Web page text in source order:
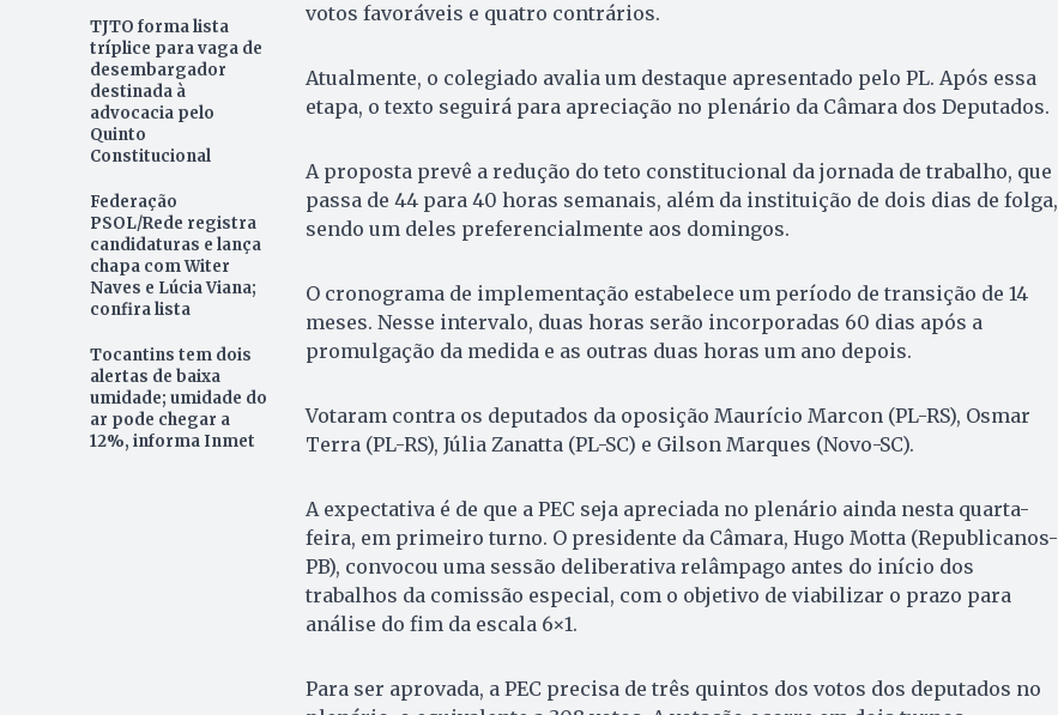
TJTO forma lista
tríplice para vaga de
desembargador
destinada à
advocacia pelo
Quinto
Constitucional
Federação
PSOL/Rede registra
candidaturas e lança
chapa com Witer
Naves e Lúcia Viana;
confira lista
Tocantins tem dois
alertas de baixa
umidade; umidade do
ar pode chegar a
12%, informa Inmet
votos favoráveis e quatro contrários.
Atualmente, o colegiado avalia um destaque apresentado pelo PL. Após essa
etapa, o texto seguirá para apreciação no plenário da Câmara dos Deputados.
A proposta prevê a redução do teto constitucional da jornada de trabalho, que
passa de 44 para 40 horas semanais, além da instituição de dois dias de folga,
sendo um deles preferencialmente aos domingos.
O cronograma de implementação estabelece um período de transição de 14
meses. Nesse intervalo, duas horas serão incorporadas 60 dias após a
promulgação da medida e as outras duas horas um ano depois.
Votaram contra os deputados da oposição Maurício Marcon (PL-RS), Osmar
Terra (PL-RS), Júlia Zanatta (PL-SC) e Gilson Marques (Novo-SC).
A expectativa é de que a PEC seja apreciada no plenário ainda nesta quarta-
feira, em primeiro turno. O presidente da Câmara, Hugo Motta (Republicanos-
PB), convocou uma sessão deliberativa relâmpago antes do início dos
trabalhos da comissão especial, com o objetivo de viabilizar o prazo para
análise do fim da escala 6×1.
Para ser aprovada, a PEC precisa de três quintos dos votos dos deputados no